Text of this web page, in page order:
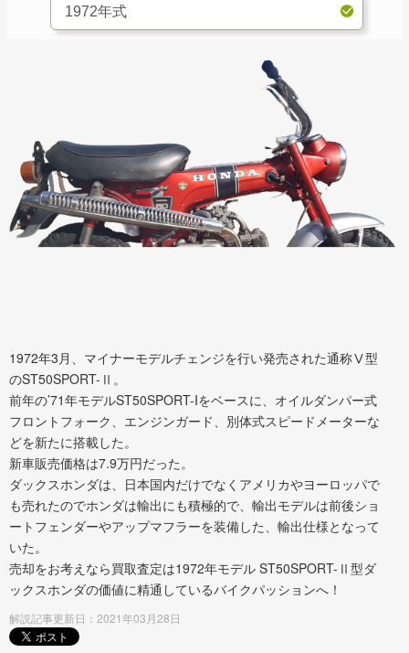
1972年3月、マイナーモデルチェンジを行い発売された通称Ⅴ型
のST50SPORT-Ⅱ。
前年の’71年モデルST50SPORT-Iをベースに、オイルダンパー式
フロントフォーク、エンジンガード、別体式スピードメーターな
どを新たに搭載した。
新車販売価格は7.9万円だった。
ダックスホンダは、日本国内だけでなくアメリカやヨーロッパで
も売れたのでホンダは輸出にも積極的で、輸出モデルは前後ショ
ートフェンダーやアップマフラーを装備した、輸出仕様となって
いた。
売却をお考えなら買取査定は1972年モデル ST50SPORT-Ⅱ型ダ
ックスホンダの価値に精通しているバイクパッションへ！
解説記事更新日：2021年03月28日